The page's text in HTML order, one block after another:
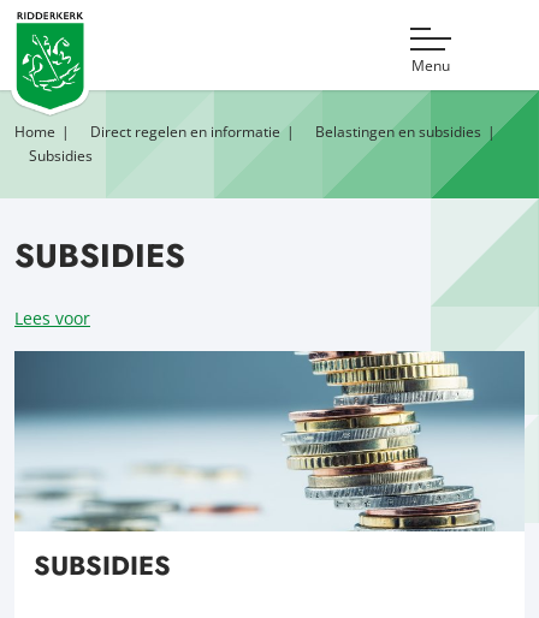
Menu
Home Direct regelen en informatie
Belastingen en subsidies
Subsidies
SUBSIDIES
Lees voor
SUBSIDIES